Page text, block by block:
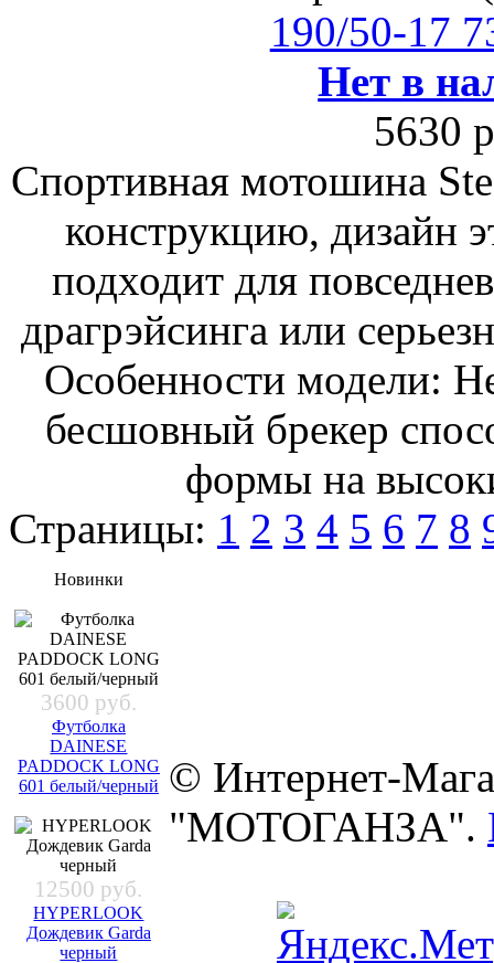
190/50-17
Нет в
5630
Спортивная мотошина
конструкцию, дизайн
подходит для
драгрэйсинга или
Особенности модели:
бесшовный брекер
формы на
Страницы: 1 2 3 4 5 6 7 8
Новинки
3600 руб.
Футболка
DAINESE
PADDOCK LONG
601 белый/черный
12500 руб.
HYPERLOOK
Дождевик Garda
черный
© Интернет-
"МОТОГАНЗА".